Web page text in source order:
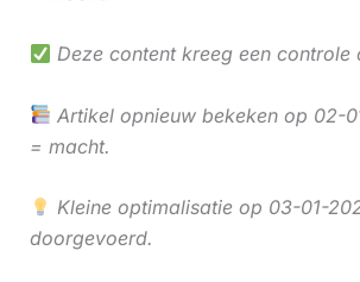
Deze content kreeg een controle
Artikel opnieuw bekeken op 02-
= macht.
Kleine optimalisatie op 03-01-
doorgevoerd.